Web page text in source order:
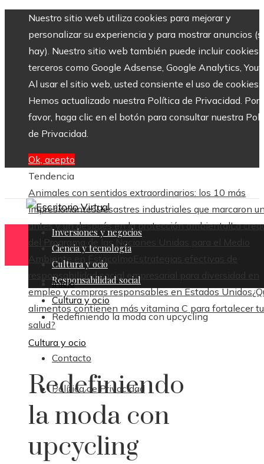
Nuestro sitio web utiliza cookies para mejorar y
personalizar su experiencia y para mostrar anuncios
hay). Nuestro sitio web también puede incluir cookies
terceros como Google Adsense, Google Analytics,
Al usar el sitio web, usted consiente el uso de cookies.
Hemos actualizado nuestra Política de Privacidad. Por
favor, haga clic en el botón para consultar nuestra
de Privacidad.
Ok, acepto
Tendencia
Animales con sentidos extraordinarios: los 10 más
impresionantesDesastres industriales que marcaron
antes y un después en la protección ambientalLa
del Programa de las Naciones Unidas para el Medio
Ambiente en Estocolmo Estrategias efectivas de
responsabilidad social empresarial para diversidad en
empleo y compras responsables en Estados Unidos
alimentos contienen más vitamina C para fortalecer tu
salud?
Contacto
Política de Privacidad
Inversiones y negocios
Ciencia y tecnología
Cultura y ocio
Responsabilidad social
Inicio
Cultura y ocio
Redefiniendo la moda con upcycling
Cultura y ocio
Redefiniendo
la moda con
upcycling